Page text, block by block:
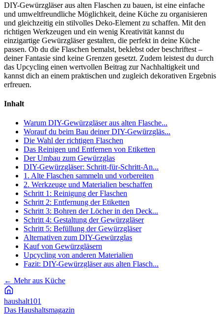
DIY-Gewürzgläser aus alten Flaschen zu bauen, ist eine einfache
und umweltfreundliche Möglichkeit, deine Küche zu organisieren
und gleichzeitig ein stilvolles Deko-Element zu schaffen. Mit den
richtigen Werkzeugen und ein wenig Kreativität kannst du
einzigartige Gewürzgläser gestalten, die perfekt in deine Küche
passen. Ob du die Flaschen bemalst, beklebst oder beschriftest –
deiner Fantasie sind keine Grenzen gesetzt. Zudem leistest du durch
das Upcycling einen wertvollen Beitrag zur Nachhaltigkeit und
kannst dich an einem praktischen und zugleich dekorativen Ergebnis
erfreuen.
Inhalt
Warum DIY-Gewürzgläser aus alten Flasche...
Worauf du beim Bau deiner DIY-Gewürzgläs...
Die Wahl der richtigen Flaschen
Das Reinigen und Entfernen von Etiketten
Der Umbau zum Gewürzglas
DIY-Gewürzgläser: Schritt-für-Schritt-An...
1. Alte Flaschen sammeln und vorbereiten
2. Werkzeuge und Materialien beschaffen
Schritt 1: Reinigung der Flaschen
Schritt 2: Entfernung der Etiketten
Schritt 3: Bohren der Löcher in den Deck...
Schritt 4: Gestaltung der Gewürzgläser
Schritt 5: Befüllung der Gewürzgläser
Alternativen zum DIY-Gewürzglas
Kauf von Gewürzgläsern
Upcycling von anderen Materialien
Fazit: DIY-Gewürzgläser aus alten Flasch...
← Mehr aus Küche
haushalt101
Das Haushaltsmagazin